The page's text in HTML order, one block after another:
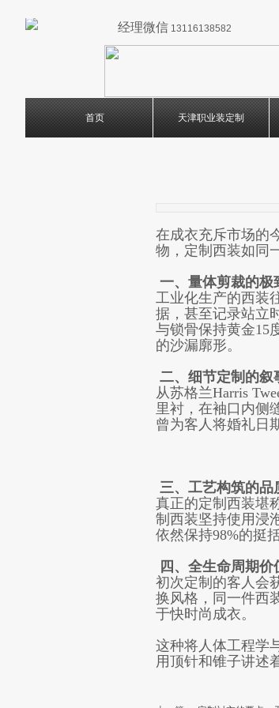
经理微信 13116138582
首页 天津职业装定制
在成衣充斥市场的
物，定制西装如同
一、量体剪裁的极
工业化生产的西装
据，甚至记录站立
与锁骨保持黄金15
的沙漏廓形。
二、细节定制的叙
从苏格兰Harris
里衬，在袖口内侧
曾为客人将婚礼日
三、工艺构筑的品
真正的定制西装堪
制西装坚持使用浸
依然保持98%的挺
四、全生命周期价
初次定制的客人会
换风格，同一件西
于快时尚成衣。
这种将人体工程学
用顶针和锥子讲述